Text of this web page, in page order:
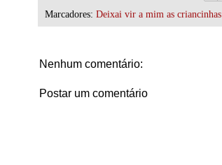
Marcadores: Deixai vir a mim as criancinhas
Nenhum comentário:
Postar um comentário